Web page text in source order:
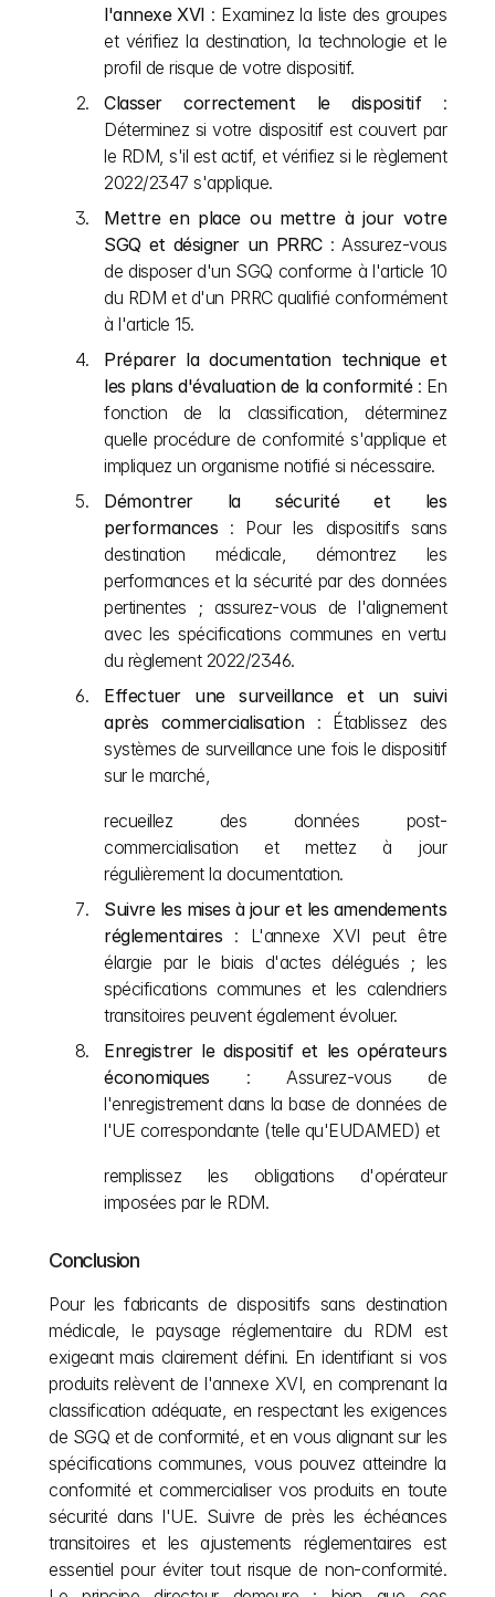
l'annexe XVI : Examinez la liste des groupes
et vérifiez la destination, la technologie et le
profil de risque de votre dispositif.
Classer correctement le dispositif :
Déterminez si votre dispositif est couvert par
le RDM, s'il est actif, et vérifiez si le règlement
2022/2347 s'applique.
Mettre en place ou mettre à jour votre
SGQ et désigner un PRRC : Assurez-vous
de disposer d'un SGQ conforme à l'article 10
du RDM et d'un PRRC qualifié conformément
à l'article 15.
Préparer la documentation technique et
les plans d'évaluation de la conformité : En
fonction de la classification, déterminez
quelle procédure de conformité s'applique et
impliquez un organisme notifié si nécessaire.
Démontrer la sécurité et les
performances : Pour les dispositifs sans
destination médicale, démontrez les
performances et la sécurité par des données
pertinentes ; assurez-vous de l'alignement
avec les spécifications communes en vertu
du règlement 2022/2346.
Effectuer une surveillance et un suivi
après commercialisation : Établissez des
systèmes de surveillance une fois le dispositif
sur le marché,
recueillez des données post-
commercialisation et mettez à jour
régulièrement la documentation.
Suivre les mises à jour et les amendements
réglementaires : L'annexe XVI peut être
élargie par le biais d'actes délégués ; les
spécifications communes et les calendriers
transitoires peuvent également évoluer.
Enregistrer le dispositif et les opérateurs
économiques : Assurez-vous de
l'enregistrement dans la base de données de
l'UE correspondante (telle qu'EUDAMED) et
remplissez les obligations d'opérateur
imposées par le RDM.
Conclusion
Pour les fabricants de dispositifs sans destination
médicale, le paysage réglementaire du RDM est
exigeant mais clairement défini. En identifiant si vos
produits relèvent de l'annexe XVI, en comprenant la
classification adéquate, en respectant les exigences
de SGQ et de conformité, et en vous alignant sur les
spécifications communes, vous pouvez atteindre la
conformité et commercialiser vos produits en toute
sécurité dans l'UE. Suivre de près les échéances
transitoires et les ajustements réglementaires est
essentiel pour éviter tout risque de non-conformité.